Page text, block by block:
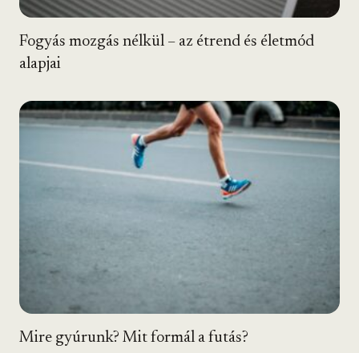
Fogyás mozgás nélkül – az étrend és életmód
alapjai
Mire gyúrunk? Mit formál a futás?